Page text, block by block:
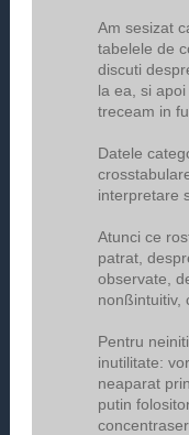
Am sesizat
tabelele de
discuti
la ea, si
treceam in
Datele
interpretare
Atunci ce
patrat,
observate,
nonßintuitiv,
Pentru
inutilitate:
neaparat
putin